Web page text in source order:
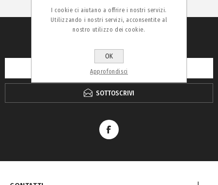
SOTTOSCRIVI
I cookie ci aiutano a offrire i nostri servizi.
Utilizzando i nostri servizi, acconsentite al
nostro utilizzo dei cookie.
OK
Approfondisci